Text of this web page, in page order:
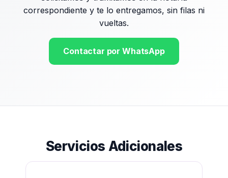
correspondiente y te lo entregamos, sin filas ni
vueltas.
Contactar por WhatsApp
Servicios Adicionales